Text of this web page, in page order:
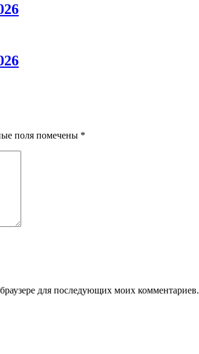
поля помечены *
для последующих моих комментариев.